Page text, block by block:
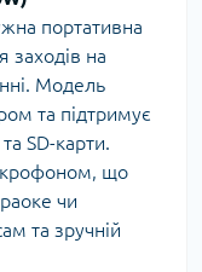
портативна
заходів на
Модель
та підтримує
SD-карти.
що
чи
та зручній